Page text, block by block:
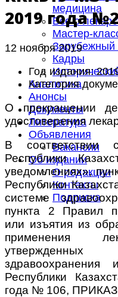
медицина
Все о
Мастер-
Зарубежный
Кадры
Аналитика
Анонсы
Документы
Литература
Объявления
Вакансии
Об издании
О редакции
Контакты
Подписка
2019 года
12 ноября 2019
Год издания:
Категория
О прекращении
удостоверения
В соответствии
Республики
уведомлениях»,
Республики
системе
пункта 2 Правил
или изъятия из
применения
утвержденных
здравоохранения
Республики
года № 106,